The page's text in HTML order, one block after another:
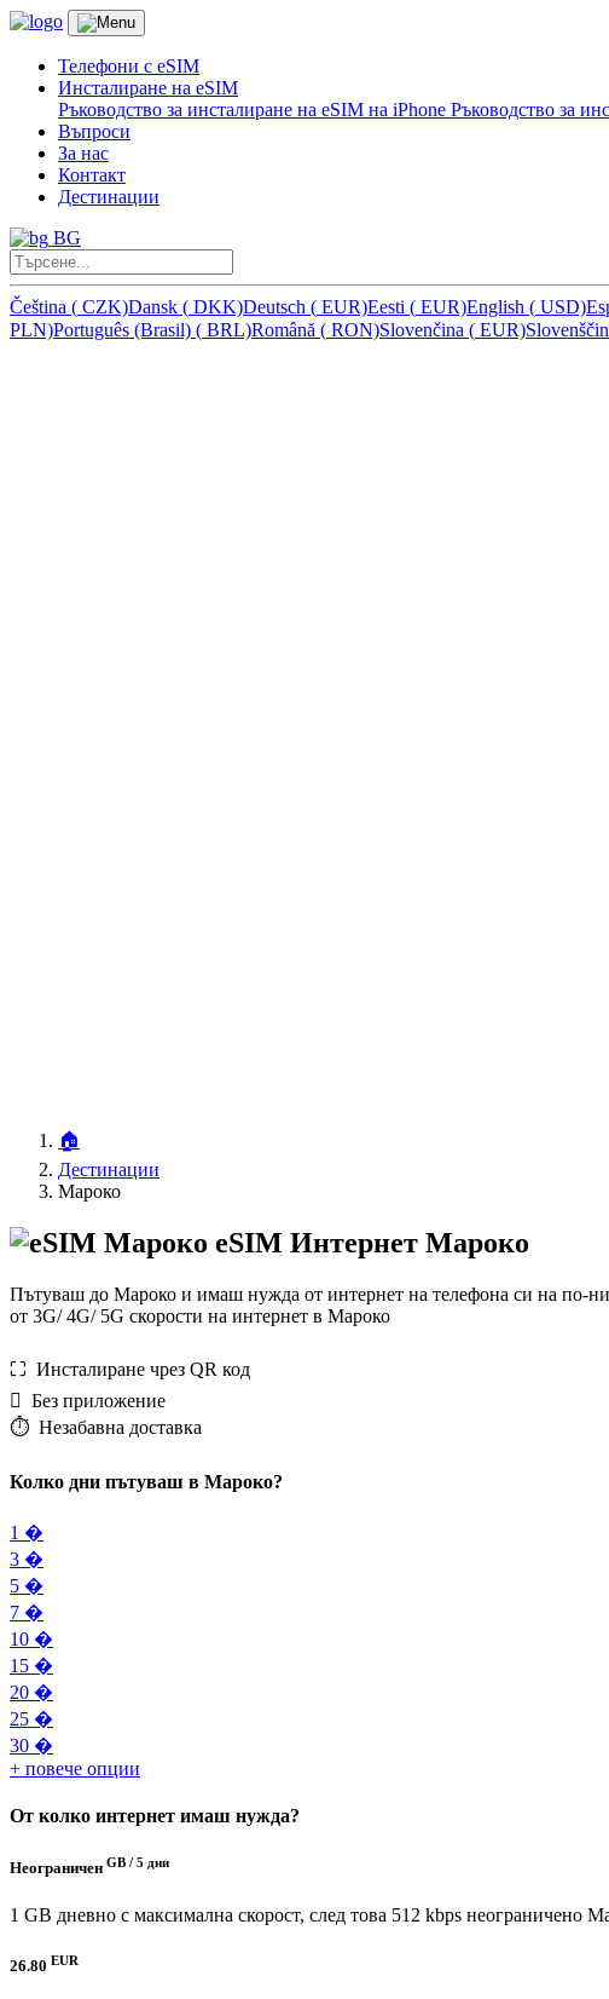
Телефони с eSIM
Инсталиране на eSIM
Ръководство за инсталиране на eSIM на iPhone Ръководство за
Въпроси
За нас
Контакт
Дестинации
BG
Čeština ( CZK)Dansk ( DKK)Deutsch ( EUR)Eesti ( EUR)English ( USD)
PLN)Português (Brasil) ( BRL)Română ( RON)Slovenčina ( EUR)
🏠
Дестинации
Мароко
eSIM Интернет Мароко
Пътуваш до Мароко и имаш нужда от интернет на телефона си на по-
от 3G/ 4G/ 5G скорости на интернет в Мароко
⛶️️ Инсталиране чрез QR код
️ Без приложение
⏱️️ Незабавна доставка
Колко дни пътуваш в Мароко?
1 �
3 �
5 �
7 �
10 �
15 �
20 �
25 �
30 �
+ повече опции
От колко интернет имаш нужда?
Неограничен GB / 5 дни
1 GB дневно с максимална скорост, след това 512 kbps неограничено
26.80 EUR